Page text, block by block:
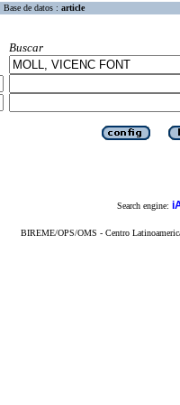
Base de datos : article
Buscar
Search engine:
BIREME/OPS/OMS - Centro